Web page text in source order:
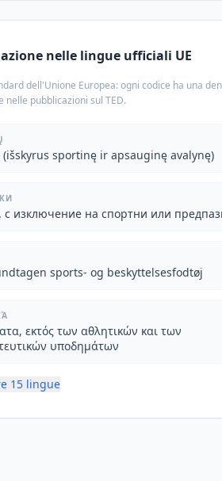
nelle lingue ufficiali UE
dell'Unione Europea: ogni codice ha una
pubblicazioni sul TED.
(išskyrus sportinę ir apsauginę avalynę)
с изключение на спортни или
sports- og beskyttelsesfodtøj
εκτός των αθλητικών και των
υποδημάτων
15 lingue